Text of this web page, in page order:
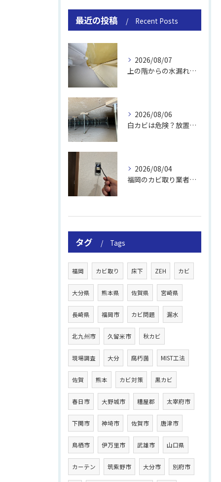
最近の投稿 Recent Posts
2026/08/07
上の階からの水漏れでカビ｜対処法と業者
2026/08/06
白カビは危険？放置のリスクと取り方
2026/08/04
福岡のカビ取り業者おすすめの選び方と費用
タグ Tags
福岡 カビ取り 床下 ZEH カビ
大分県 熊本県 佐賀県 宮崎県
長崎県 福岡市 カビ問題 漏水
北九州市 久留米市 秋カビ
現場調査 大分 腐朽菌 MIST工法
佐賀 熊本 カビ対策 黒カビ
春日市 大野城市 糟屋郡 太宰府市
下関市 神埼市 佐賀市 唐津市
鳥栖市 伊万里市 武雄市 山口県
カーテン 筑紫野市 大分市 別府市